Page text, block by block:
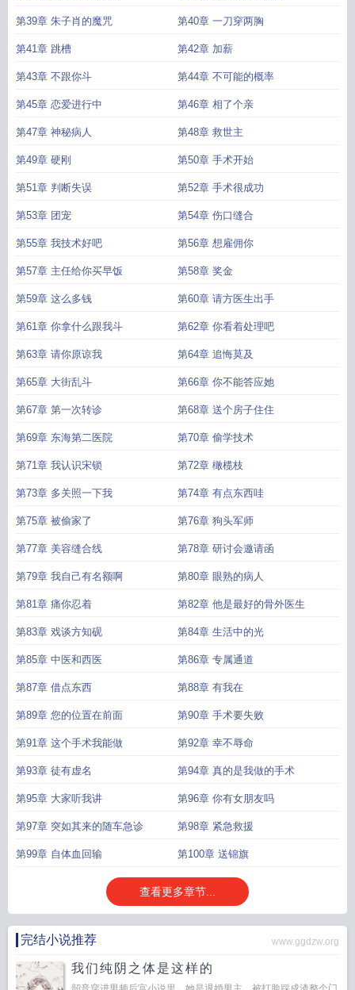
第39章 朱子肖的魔咒 第40章 一刀穿两胸
第41章 跳槽 第42章 加薪
第43章 不跟你斗 第44章 不可能的概率
第45章 恋爱进行中 第46章 相了个亲
第47章 神秘病人 第48章 救世主
第49章 硬刚 第50章 手术开始
第51章 判断失误 第52章 手术很成功
第53章 团宠 第54章 伤口缝合
第55章 我技术好吧 第56章 想雇佣你
第57章 主任给你买早饭 第58章 奖金
第59章 这么多钱 第60章 请方医生出手
第61章 你拿什么跟我斗 第62章 你看着处理吧
第63章 请你原谅我 第64章 追悔莫及
第65章 大街乱斗 第66章 你不能答应她
第67章 第一次转诊 第68章 送个房子住住
第69章 东海第二医院 第70章 偷学技术
第71章 我认识宋锁 第72章 橄榄枝
第73章 多关照一下我 第74章 有点东西哇
第75章 被偷家了 第76章 狗头军师
第77章 美容缝合线 第78章 研讨会邀请函
第79章 我自己有名额啊 第80章 眼熟的病人
第81章 痛你忍着 第82章 他是最好的骨外医生
第83章 戏谈方知砚 第84章 生活中的光
第85章 中医和西医 第86章 专属通道
第87章 借点东西 第88章 有我在
第89章 您的位置在前面 第90章 手术要失败
第91章 这个手术我能做 第92章 幸不辱命
第93章 徒有虚名 第94章 真的是我做的手术
第95章 大家听我讲 第96章 你有女朋友吗
第97章 突如其来的随车急诊 第98章 紧急救援
第99章 自体血回输 第100章 送锦旗
查看更多章节...
完结小说推荐 www.ggdzw.org
我们纯阴之体是这样的